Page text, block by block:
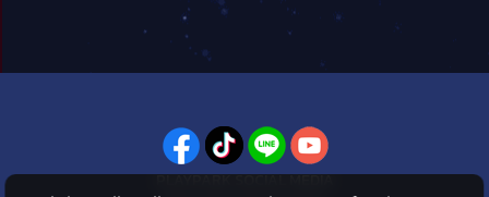
PLAYPARK SOCIAL MEDIA